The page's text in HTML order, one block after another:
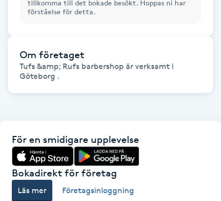
Gelenaglar
Gellack
Gravidmassage
Gravidyoga
tillkomma till det bokade besökt. Hoppas ni har
förståelse för detta.
Om företaget
Tufs &amp; Rufs barbershop är verksamt i
Göteborg .
För en smidigare upplevelse
Bokadirekt för företag
Läs mer Företagsinloggning